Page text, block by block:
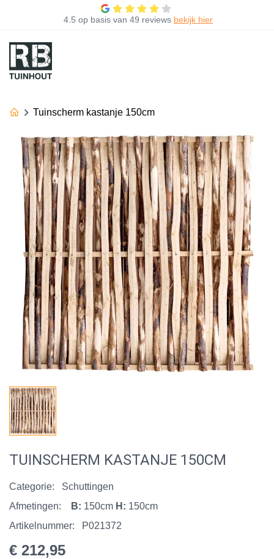
4.5 op basis van 49 reviews bekijk hier
Tuinscherm kastanje 150cm
TUINSCHERM KASTANJE 150CM
Categorie:
Schuttingen
Afmetingen:
B: 150cm H: 150cm
Artikelnummer:
P021372
€ 212,95